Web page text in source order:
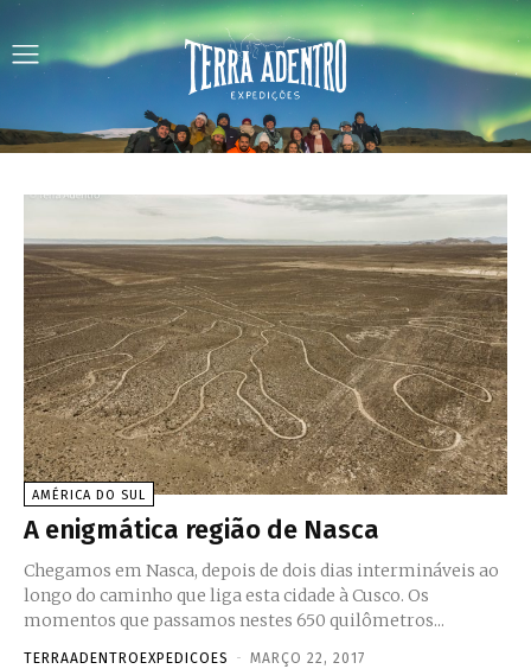
AMÉRICA DO SUL
A enigmática região de Nasca
Chegamos em Nasca, depois de dois dias intermináveis ao
longo do caminho que liga esta cidade à Cusco. Os
momentos que passamos nestes 650 quilômetros...
TERRAADENTROEXPEDICOES - MARÇO 22, 2017